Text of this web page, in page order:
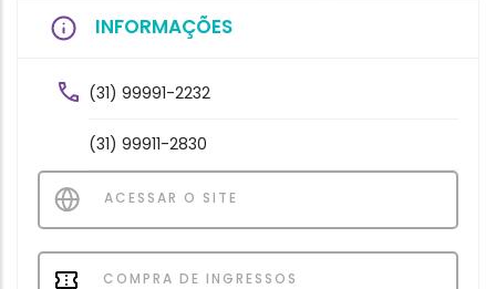
INFORMAÇÕES
(31) 99991-2232
(31) 99911-2830
ACESSAR O SITE
COMPRA DE INGRESSOS